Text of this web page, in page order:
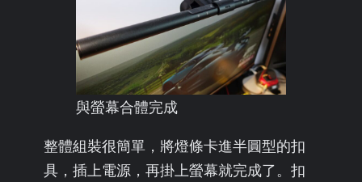
與螢幕合體完成
整體組裝很簡單，將燈條卡進半圓型的扣
具，插上電源，再掛上螢幕就完成了。扣